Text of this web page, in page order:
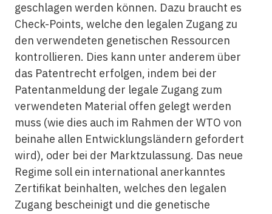
geschlagen werden können. Dazu braucht es
Check-Points, welche den legalen Zugang zu
den verwendeten genetischen Ressourcen
kontrollieren. Dies kann unter anderem über
das Patentrecht erfolgen, indem bei der
Patentanmeldung der legale Zugang zum
verwendeten Material offen gelegt werden
muss (wie dies auch im Rahmen der WTO von
beinahe allen Entwicklungsländern gefordert
wird), oder bei der Marktzulassung. Das neue
Regime soll ein international anerkanntes
Zertifikat beinhalten, welches den legalen
Zugang bescheinigt und die genetische